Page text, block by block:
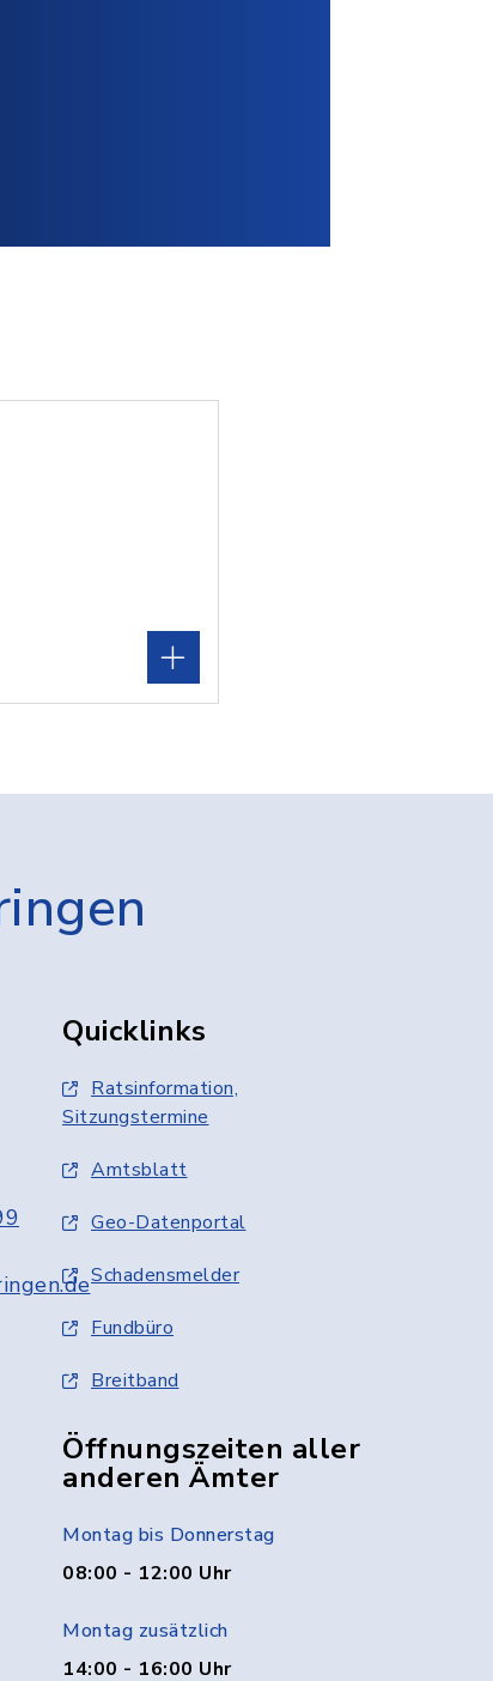
Quicklinks
Ratsinformation,
Sitzungstermine
Amtsblatt
Geo-Datenportal
Schadensmelder
Fundbüro
Breitband
Öffnungszeiten aller
anderen Ämter
Montag bis Donnerstag
08:00 - 12:00 Uhr
Montag zusätzlich
14:00 - 16:00 Uhr